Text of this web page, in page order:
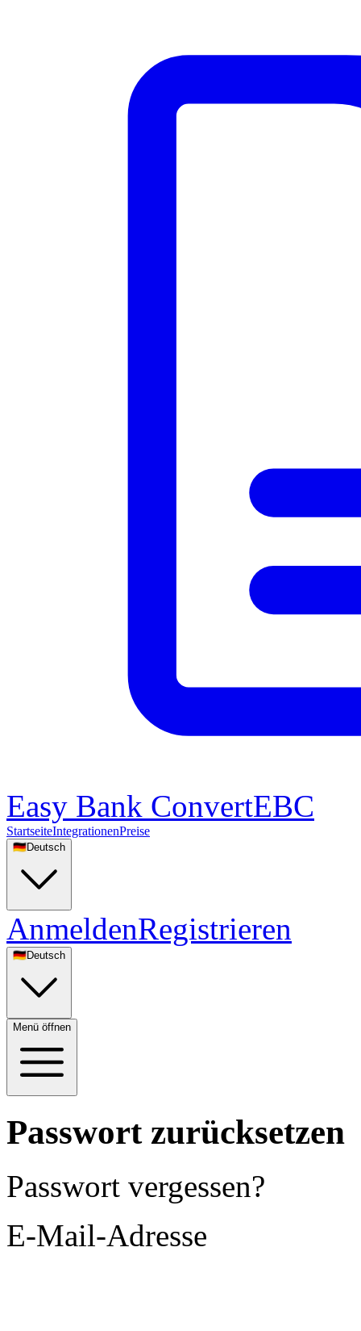
Easy Bank ConvertEBC
StartseiteIntegrationenPreise
🇩🇪Deutsch
AnmeldenRegistrieren
🇩🇪Deutsch
Menü öffnen
Passwort zurücksetzen
Passwort vergessen?
E-Mail-Adresse